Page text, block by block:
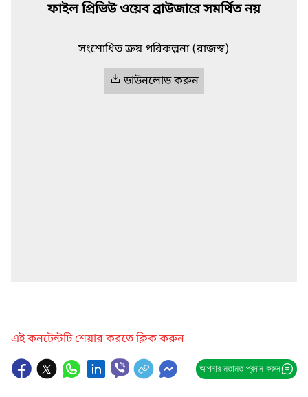
ফাইল প্রিভিউ ওয়েব ব্রাউজারে সমর্থিত নয়
সংশোধিত ক্রয় পরিকল্পনা (রাজস্ব)
ডাউনলোড করুন
এই কনটেন্টটি শেয়ার করতে ক্লিক করুন
আপনার মতামত প্রদান করুন